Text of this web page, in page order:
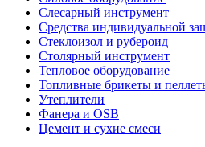
Слесарный инструмент
Средства индивидуальной
Стеклоизол и рубероид
Столярный инструмент
Тепловое оборудование
Топливные брикеты и
Утеплители
Фанера и OSB
Цемент и сухие смеси